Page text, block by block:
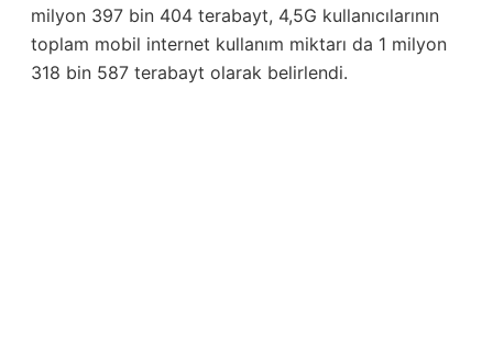
milyon 397 bin 404 terabayt, 4,5G kullanıcılarının
toplam mobil internet kullanım miktarı da 1 milyon
318 bin 587 terabayt olarak belirlendi.